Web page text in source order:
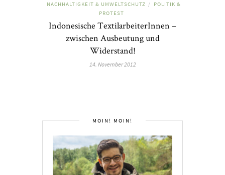
NACHHALTIGKEIT & UMWELTSCHUTZ /
POLITIK &
PROTEST
Indonesische TextilarbeiterInnen –
zwischen Ausbeutung und
Widerstand!
14. November 2012
MOIN! MOIN!